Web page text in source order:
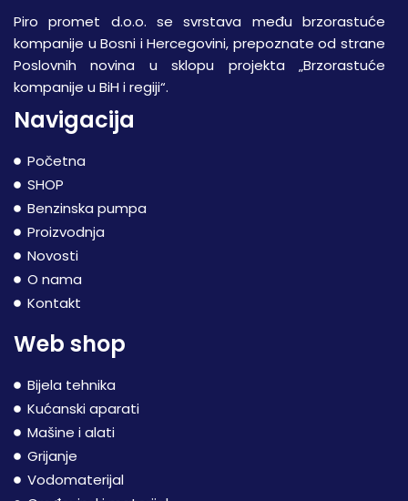
Piro promet d.o.o. se svrstava među brzorastuće
kompanije u Bosni i Hercegovini, prepoznate od strane
Poslovnih novina u sklopu projekta „Brzorastuće
kompanije u BiH i regiji“.
Navigacija
Početna
SHOP
Benzinska pumpa
Proizvodnja
Novosti
O nama
Kontakt
Web shop
Bijela tehnika
Kućanski aparati
Mašine i alati
Grijanje
Vodomaterijal